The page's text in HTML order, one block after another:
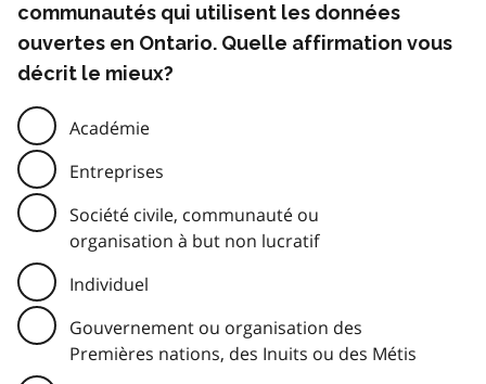
communautés qui utilisent les données
ouvertes en Ontario. Quelle affirmation vous
décrit le mieux?
Académie
Entreprises
Société civile, communauté ou
organisation à but non lucratif
Individuel
Gouvernement ou organisation des
Premières nations, des Inuits ou des Métis